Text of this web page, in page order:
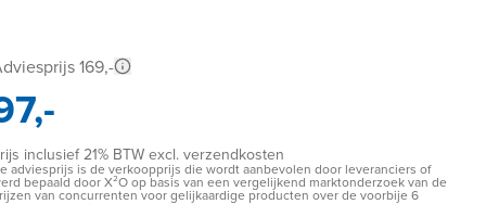
169,-
inclusief 21% BTW excl. verzendkosten
adviesprijs is de verkoopprijs die wordt aanbevolen door leveranciers of
bepaald door X²O op basis van een vergelijkend marktonderzoek van de
van concurrenten voor gelijkaardige producten over de voorbije 6